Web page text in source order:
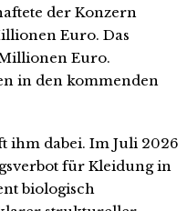
der Konzern
Euro. Das
Euro.
in den kommenden
ihm dabei. Im Juli 2026
für Kleidung in
biologisch